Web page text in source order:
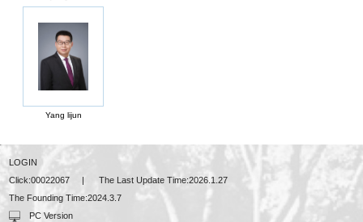
Yang lijun
LOGIN
Click:00022067 | The Last Update Time:2026 1 .27
The Founding Time:2024 .3 .7
PC Version